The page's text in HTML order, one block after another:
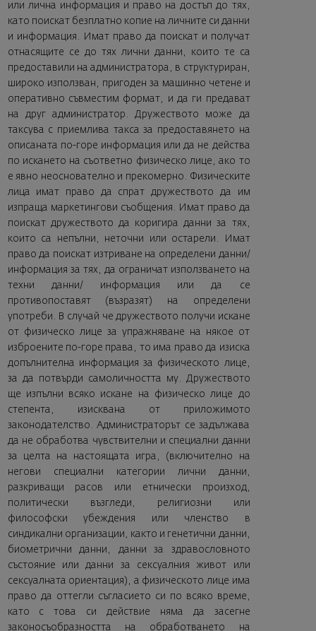
или лична информация и право на достъп до тях,
като поискат безплатно копие на личните си данни
и информация. Имат право да поискат и получат
отнасящите се до тях лични данни, които те са
предоставили на администратора, в структуриран,
широко използван, пригоден за машинно четене и
оперативно съвместим формат, и да ги предават
на друг администратор. Дружеството може да
таксува с приемлива такса за предоставянето на
описаната по-горе информация или да не действа
по искането на съответно физическо лице, ако то
е явно неоснователно и прекомерно. Физическите
лица имат право да спрат дружеството да им
изпраща маркетингови съобщения. Имат право да
поискат дружеството да коригира данни за тях,
които са непълни, неточни или остарели. Имат
право да поискат изтриване на определени данни/
информация за тях, да ограничат използването на
техни данни/ информация или да се
противопоставят (възразят) на определени
употреби. В случай че дружеството получи искане
от физическо лице за упражняване на някое от
изброените по-горе права, то има право да изиска
допълнителна информация за физическото лице,
за да потвърди самоличността му. Дружеството
ще изпълни всяко искане на физическо лице до
степента, изисквана от приложимото
законодателство. Администраторът се задължава
да не обработва чувствителни и специални данни
за целта на настоящата игра, (включително на
негови специални категории лични данни,
разкриващи расов или етнически произход,
политически възгледи, религиозни или
философски убеждения или членство в
синдикални организации, както и генетични данни,
биометрични данни, данни за здравословното
състояние или данни за сексуалния живот или
сексуалната ориентация), а физическото лице има
право да оттегли съгласието си по всяко време,
като с това си действие няма да засегне
законосъобразността на обработването на